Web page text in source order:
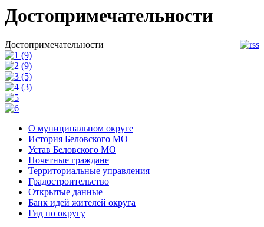
Достопримечательности
Достопримечательности
О муниципальном округе
История Беловского МО
Устав Беловского МО
Почетные граждане
Территориальные управления
Градостроительство
Открытые данные
Банк идей жителей округа
Гид по округу